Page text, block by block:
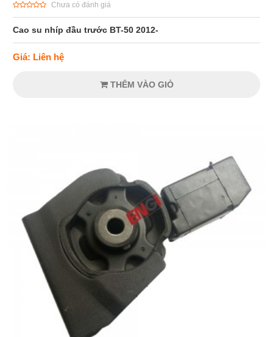
Chưa có đánh giá
Cao su nhíp đầu trước BT-50 2012-
Giá: Liên hệ
THÊM VÀO GIỎ